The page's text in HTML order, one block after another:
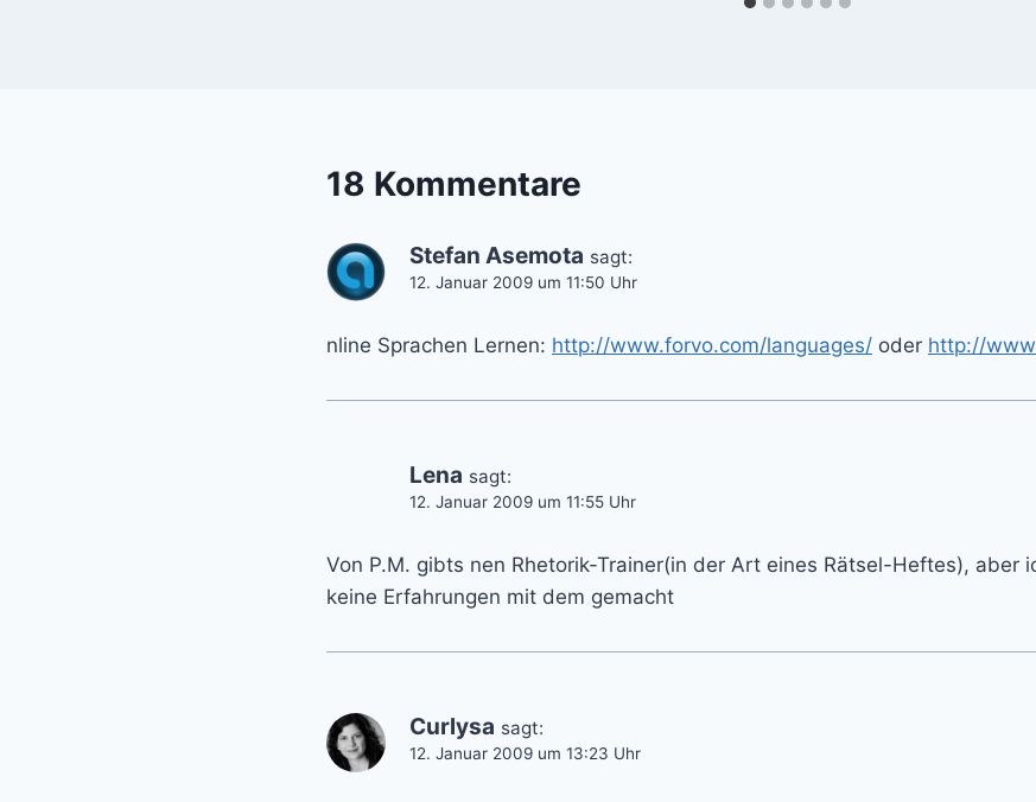
18 Kommentare
Stefan Asemota sagt:
12. Januar 2009 um 11:50 Uhr
nline Sprachen Lernen: http://www.forvo.com/languages/ oder http://
Lena sagt:
12. Januar 2009 um 11:55 Uhr
Von P.M. gibts nen Rhetorik-Trainer(in der Art eines Rätsel-Heftes), aber
keine Erfahrungen mit dem gemacht
Curlysa sagt:
12. Januar 2009 um 13:23 Uhr